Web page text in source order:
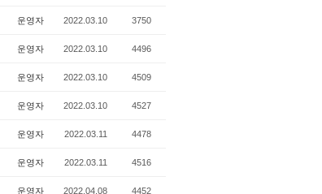
운영자 2022.03.10 3750
운영자 2022.03.10 4496
운영자 2022.03.10 4509
운영자 2022.03.10 4527
운영자 2022.03.11 4478
운영자 2022.03.11 4516
운영자 2022.04.08 4452